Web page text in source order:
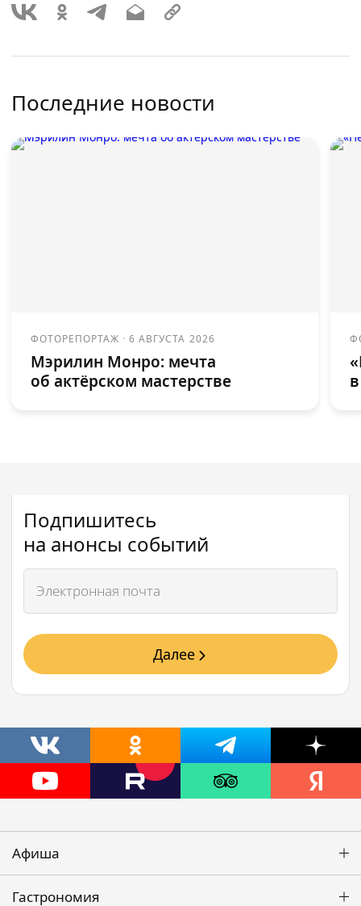
Последние новости
ФОТОРЕПОРТАЖ ·6 АВГУСТА 2026
Мэрилин Монро: мечта
об актёрском мастерстве
Подпишитесь
на анонсы событий
Далее
Афиша
Гастрономия